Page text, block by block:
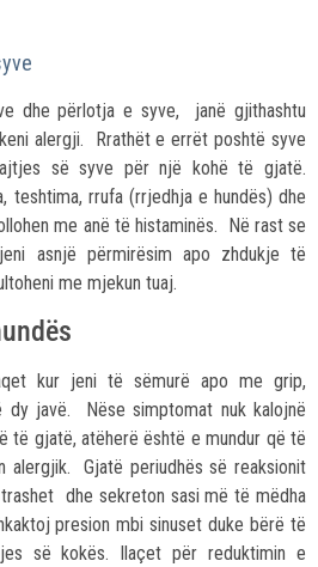
dhe përlotja e syve, janë gjithashtu
alergji. Rrathët e errët poshtë syve
së syve për një kohë të gjatë.
teshtima, rrufa (rrjedhja e hundës) dhe
me anë të histaminës. Në rast se
asnjë përmirësim apo zhdukje të
me mjekun tuaj.
kur jeni të sëmurë apo me grip,
dy javë. Nëse simptomat nuk kalojnë
të gjatë, atëherë është e mundur që të
alergjik. Gjatë periudhës së reaksionit
dhe sekreton sasi më të mëdha
presion mbi sinuset duke bërë të
së kokës. Ilaçet për reduktimin e